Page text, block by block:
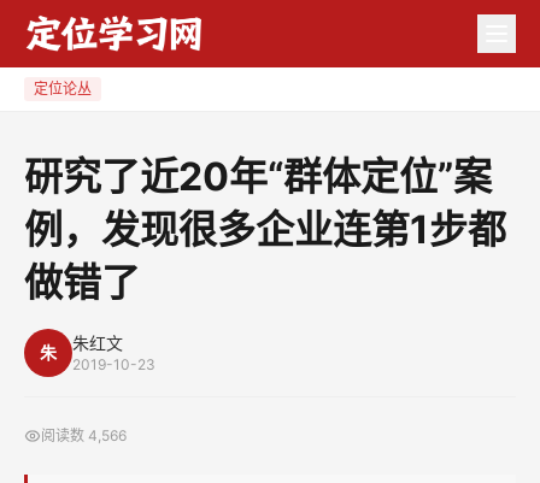
“群
定位论丛
研究了近20年“群体定位”案
例，发现很多企业连第1步都
做错了
朱 朱红文
2019-10-23
阅读数 4,566